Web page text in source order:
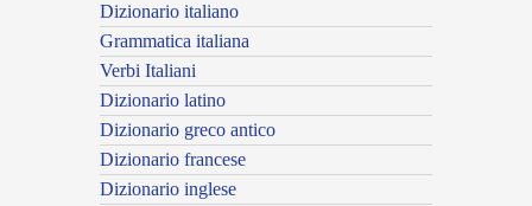
Dizionario italiano
Grammatica italiana
Verbi Italiani
Dizionario latino
Dizionario greco antico
Dizionario francese
Dizionario inglese